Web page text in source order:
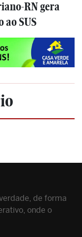
RN gera
ao SUS
de forma
onde o